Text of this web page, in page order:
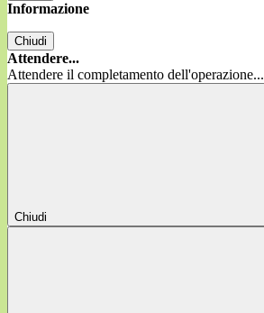
Informazione
Chiudi
Attendere...
Attendere il completamento dell'operazione...
Chiudi